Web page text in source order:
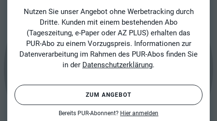
Nutzen Sie unser Angebot ohne Werbetracking durch
Dritte. Kunden mit einem bestehenden Abo
(Tageszeitung, e-Paper oder AZ PLUS) erhalten das
PUR-Abo zu einem Vorzugspreis. Informationen zur
Datenverarbeitung im Rahmen des PUR-Abos finden Sie
in der Datenschutzerklärung.
ZUM ANGEBOT
Bereits PUR-Abonnent? Hier anmelden